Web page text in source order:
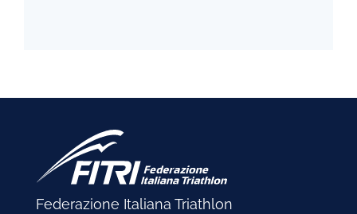
Federazione Italiana Triathlon